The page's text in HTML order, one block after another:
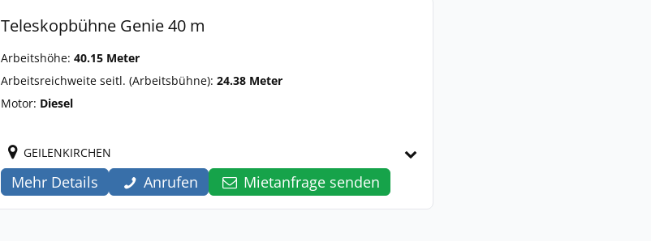
Teleskopbühne Genie 40 m
Arbeitshöhe: 40.15 Meter
Arbeitsreichweite seitl. (Arbeitsbühne): 24.38 Meter
Motor: Diesel
GEILENKIRCHEN
Mehr Details Anrufen Mietanfrage senden